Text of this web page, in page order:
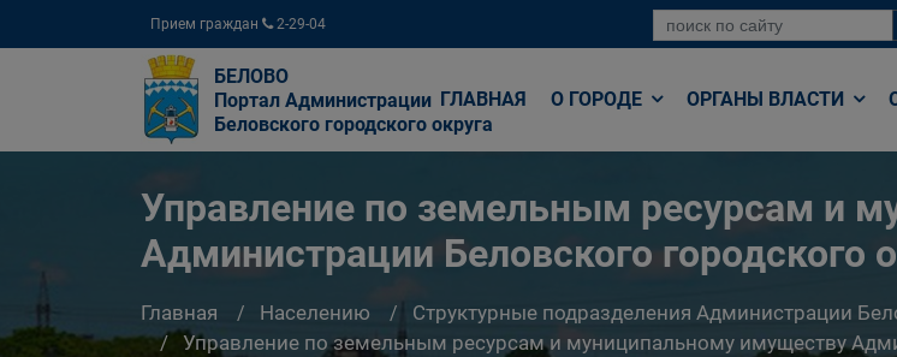
Прием граждан 2-29-04
БЕЛОВО
Портал Администрации
Беловского городского округа
ГЛАВНАЯ О ГОРОДЕ ОРГАНЫ ВЛАСТИ
Управление по земельным ресурсам и
Администрации Беловского городского
Главная Населению
Структурные подразделения Администрации
Управление по земельным ресурсам и муниципальному имуществу